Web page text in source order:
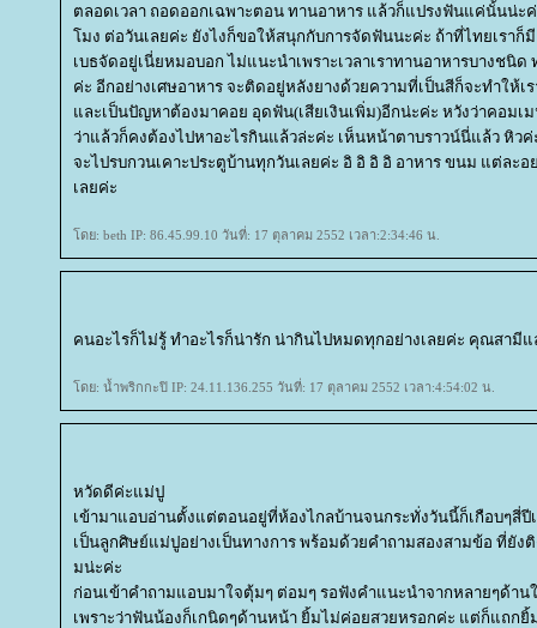
ตลอดเวลา ถอดออกเฉพาะตอน ทานอาหาร แล้วก็แปรงฟันแค่นั้นน่ะ
มง ต่อวันเลยค่ะ ยังไงก็ขอให้สนุกกับการจัดฟันนะค่ะ ถ้าที่ไทยเราก็
เบธจัดอยู่เนี่ยหมอบอก ไม่แนะนำเพราะเวลาเราทานอาหารบางชนิ
ค่ะ อีกอย่างเศษอาหาร จะติดอยู่หลังยางด้วยความที่เป็นสีก็จะทำให้เ
ละเป็นปัญหาต้องมาคอย อุดฟัน(เสียเงินเพิ่ม)อีกน่ะค่ะ หวังว่าคอมเ
ว่าแล้วก็คงต้องไปหาอะไรกินแล้วล่ะค่ะ เห็นหน้าตาบราวน์นี่แล้ว หิว
จะไปรบกวนเคาะประตูบ้านทุกวันเลยค่ะ อิ อิ อิ อิ อาหาร ขนม แต่ละ
เลยค่ะ
ดย: beth IP: 86.45.99.10 วันที่: 17 ตุลาคม 2552 เวลา:2:34:46 น.
คนอะไรก็ไม่รู้ ทำอะไรก็น่ารัก น่ากินไปหมดทุกอย่างเลยค่ะ คุณสา
ดย: น้ำพริกกะปิ IP: 24.11.136.255 วันที่: 17 ตุลาคม 2552 เวลา:4:54:02 น.
หวัดดีค่ะแม่ปู
เข้ามาแอบอ่านตั้งแต่ตอนอยู่ที่ห้องไกลบ้านจนกระทั่งวันนี้ก็เกือบๆสี่ปี
เป็นลูกศิษย์แม่ปูอย่างเป็นทางการ พร้อมด้วยคำถามสองสามข้อ ที่ยั
มน่ะค่ะ
ก่อนเข้าคำถามแอบมาใจตุ้มๆ ต่อมๆ รอฟังคำแนะนำจากหลายๆด้าน
เพราะว่าฟันน้องก็เกนิดๆด้านหน้า ยิ้มไม่ค่อยสวยหรอกค่ะ แต่ก็แถกยิ้